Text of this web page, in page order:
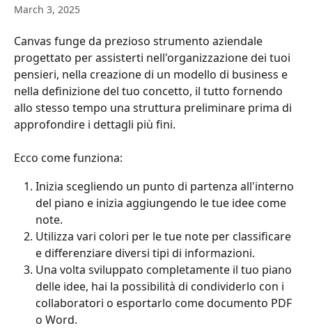
March 3, 2025
Canvas funge da prezioso strumento aziendale
progettato per assisterti nell'organizzazione dei tuoi
pensieri, nella creazione di un modello di business e
nella definizione del tuo concetto, il tutto fornendo
allo stesso tempo una struttura preliminare prima di
approfondire i dettagli più fini.
Ecco come funziona:
Inizia scegliendo un punto di partenza all'interno
del piano e inizia aggiungendo le tue idee come
note.
Utilizza vari colori per le tue note per classificare
e differenziare diversi tipi di informazioni.
Una volta sviluppato completamente il tuo piano
delle idee, hai la possibilità di condividerlo con i
collaboratori o esportarlo come documento PDF
o Word.